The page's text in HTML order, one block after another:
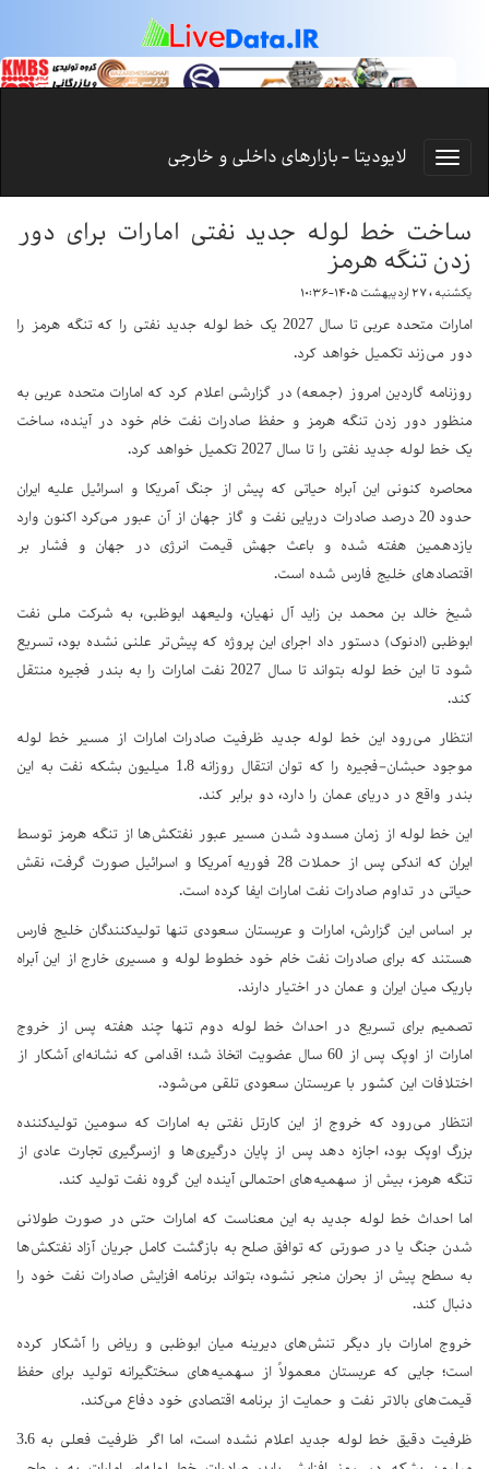
لایودیتا - بازارهای داخلی و خارجی
ساخت خط لوله جدید نفتی امارات برای دور
زدن تنگه هرمز
یکشنبه ، ۲۷ اردیبهشت ۱۴۰۵-۱۰:۳۶
امارات متحده عربی تا سال 2027 یک خط لوله جدید نفتی را که تنگه هرمز را
دور می‌زند تکمیل خواهد کرد.
روزنامه گاردین امروز (جمعه) در گزارشی اعلام کرد که امارات متحده عربی به
منظور دور زدن تنگه هرمز و حفظ صادرات نفت خام خود در آینده، ساخت
یک خط لوله جدید نفتی را تا سال 2027 تکمیل خواهد کرد.
محاصره کنونی این آبراه حیاتی که پیش از جنگ آمریکا و اسرائیل علیه ایران
حدود 20 درصد صادرات دریایی نفت و گاز جهان از آن عبور می‌کرد اکنون وارد
یازدهمین هفته شده و باعث جهش قیمت انرژی در جهان و فشار بر
اقتصادهای خلیج فارس شده است.
شیخ خالد بن محمد بن زاید آل نهیان، ولیعهد ابوظبی، به شرکت ملی نفت
ابوظبی (ادنوک) دستور داد اجرای این پروژه که پیش‌تر علنی نشده بود، تسریع
شود تا این خط لوله بتواند تا سال 2027 نفت امارات را به بندر فجیره منتقل
کند.
انتظار می‌رود این خط لوله جدید ظرفیت صادرات امارات از مسیر خط لوله
موجود حبشان–فجیره را که توان انتقال روزانه 1.8 میلیون بشکه نفت به این
بندر واقع در دریای عمان را دارد، دو برابر کند.
این خط لوله از زمان مسدود شدن مسیر عبور نفتکش‌ها از تنگه هرمز توسط
ایران که اندکی پس از حملات 28 فوریه آمریکا و اسرائیل صورت گرفت، نقش
حیاتی در تداوم صادرات نفت امارات ایفا کرده است.
بر اساس این گزارش، امارات و عربستان سعودی تنها تولیدکنندگان خلیج فارس
هستند که برای صادرات نفت خام خود خطوط لوله‌ و مسیری خارج از این آبراه
باریک میان ایران و عمان در اختیار دارند.
تصمیم برای تسریع در احداث خط لوله دوم تنها چند هفته پس از خروج
امارات از اوپک پس از 60 سال عضویت اتخاذ شد؛ اقدامی که نشانه‌ای آشکار از
اختلافات این کشور با عربستان سعودی تلقی می‌شود.
انتظار می‌رود که خروج از این کارتل نفتی به امارات که سومین تولیدکننده
بزرگ اوپک بود، اجازه دهد پس از پایان درگیری‌ها و ازسرگیری تجارت عادی از
تنگه هرمز، بیش از سهمیه‌های احتمالی آینده این گروه نفت تولید کند.
اما احداث خط لوله جدید به این معناست که امارات حتی در صورت طولانی
شدن جنگ یا در صورتی که توافق صلح به بازگشت کامل جریان آزاد نفتکش‌ها
به سطح پیش از بحران منجر نشود، بتواند برنامه افزایش صادرات نفت خود را
دنبال کند.
خروج امارات بار دیگر تنش‌های دیرینه میان ابوظبی و ریاض را آشکار کرده
است؛ جایی که عربستان معمولاً از سهمیه‌های سختگیرانه تولید برای حفظ
قیمت‌های بالاتر نفت و حمایت از برنامه اقتصادی خود دفاع می‌کند.
ظرفیت دقیق خط لوله جدید اعلام نشده است، اما اگر ظرفیت فعلی به 3.6